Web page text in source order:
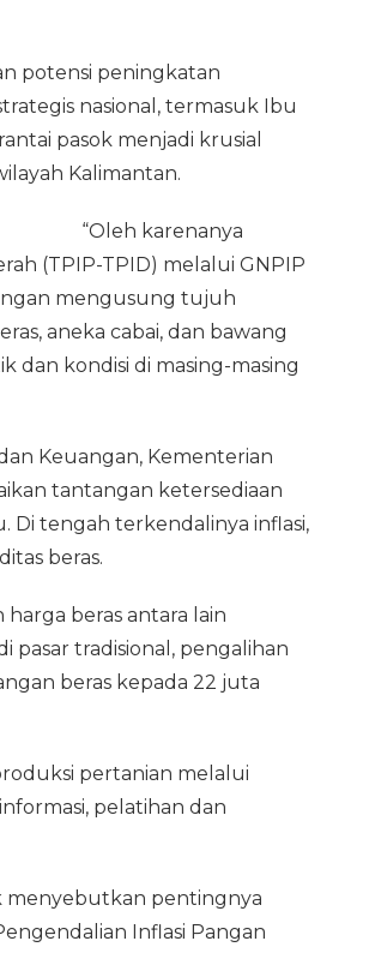
potensi peningkatan
nasional, termasuk Ibu
pasok menjadi krusial
Kalimantan.
“Oleh karenanya
(TPIP-TPID) melalui GNPIP
mengusung tujuh
aneka cabai, dan bawang
dan kondisi di masing-masing
Keuangan, Kementerian
tantangan ketersediaan
Di tengah terkendalinya inflasi,
beras.
beras antara lain
pasar tradisional, pengalihan
beras kepada 22 juta
pertanian melalui
pelatihan dan
menyebutkan pentingnya
Inflasi Pangan